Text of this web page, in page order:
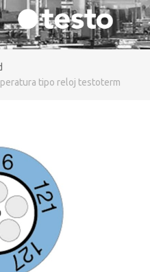
tipo reloj testoterm